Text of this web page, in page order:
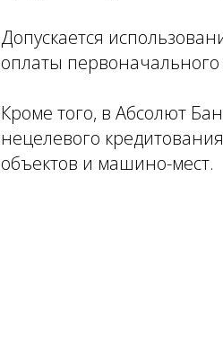
Допускается
оплаты
Кроме того, в Абсолют
нецелевого
объектов и машино-мест.